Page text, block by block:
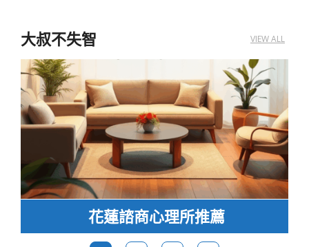
大叔不失智 VIEW ALL